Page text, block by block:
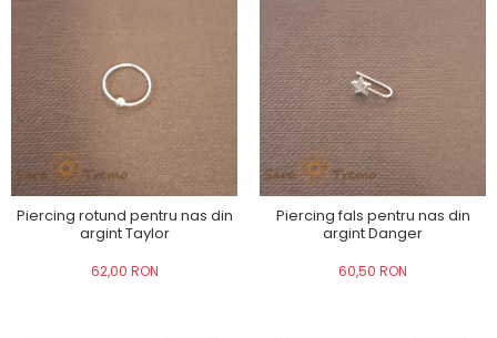
Piercing rotund pentru nas din
argint Taylor
62,00 RON
Piercing fals pentru nas din
argint Danger
60,50 RON